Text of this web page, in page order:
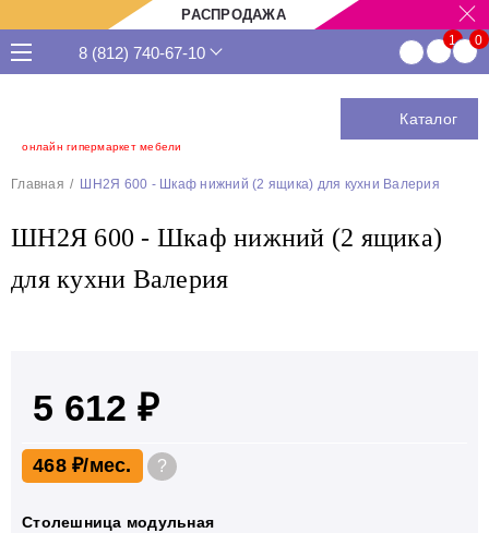
РАСПРОДАЖА
онлайн гипермаркет мебели
8 (812) 740-67-10
Каталог
Главная ШН2Я 600 - Шкаф нижний (2 ящика) для кухни Валерия
ШН2Я 600 - Шкаф нижний (2 ящика)
для кухни Валерия
5 612 ₽
468 ₽ ?
Столешница модульная